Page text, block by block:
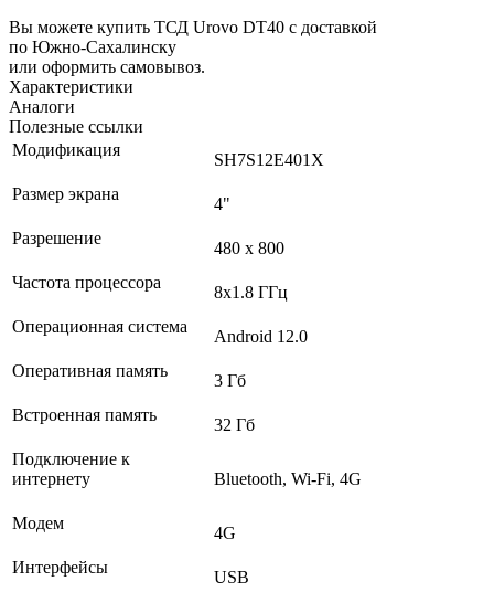
Вы можете купить ТСД Urovo DT40 с доставкой
по Южно-Сахалинску
или оформить самовывоз.
Характеристики
Аналоги
Полезные ссылки
Модификация
SH7S12E401X
Размер экрана
4"
Разрешение
480 x 800
Частота процессора
8х1.8 ГГц
Операционная система
Android 12.0
Оперативная память
3 Гб
Встроенная память
32 Гб
Подключение к
интернету
Bluetooth, Wi-Fi, 4G
Модем
4G
Интерфейсы
USB